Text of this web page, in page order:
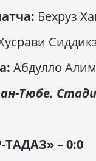
Бехруз
Абдулло
Тюбе.
ТАДАЗ» – 0:0